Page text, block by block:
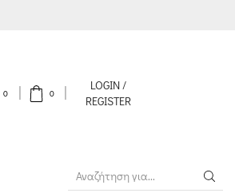
0 0
LOGIN /
REGISTER
SEARCH